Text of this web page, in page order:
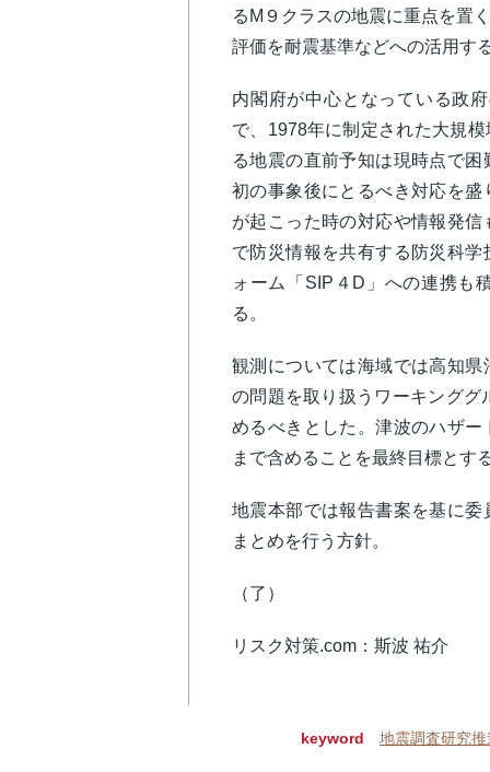
るM９クラスの地震に重点を置
評価を耐震基準などへの活用す
内閣府が中心となっている政
で、1978年に制定された大規
る地震の直前予知は現時点で
初の事象後にとるべき対応を
が起こった時の対応や情報発
で防災情報を共有する防災科
ォーム「SIP４D」への連携も
る。
観測については海域では高知県
の問題を取り扱うワーキンググ
めるべきとした。津波のハザ
まで含めることを最終目標とする
地震本部では報告書案を基に委
まとめを行う方針。
（了）
リスク対策.com：斯波 祐介
keyword 地震調査研究推